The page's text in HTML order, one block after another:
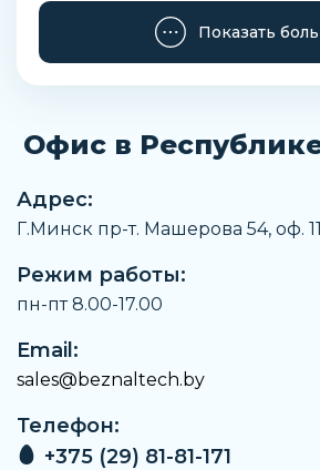
Заказать
Показать
Офис в
Адрес:
Г.Минск пр-т. Машерова 54, оф.
Режим работы:
пн-пт 8.00-17.00
Email:
sales@beznaltech.by
Телефон:
+375 (29) 81-81-171